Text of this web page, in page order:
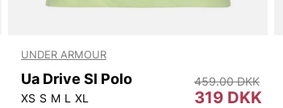
UNDER ARMOUR
Ua Drive Sl Polo
XS S M L XL 319 DKK
459.00 DKK